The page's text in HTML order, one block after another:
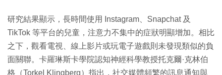
研究結果顯示，長時間使用 Instagram、Snapchat 及
TikTok 等平台的兒童，注意力不集中的症狀明顯增加。相比
之下，觀看電視、線上影片或玩電子遊戲則未發現類似的負
面關聯。卡羅琳斯卡學院認知神經科學教授托克爾·克林伯
格（Torkel Klingberg）指出，社交媒體頻繁的訊息通知與